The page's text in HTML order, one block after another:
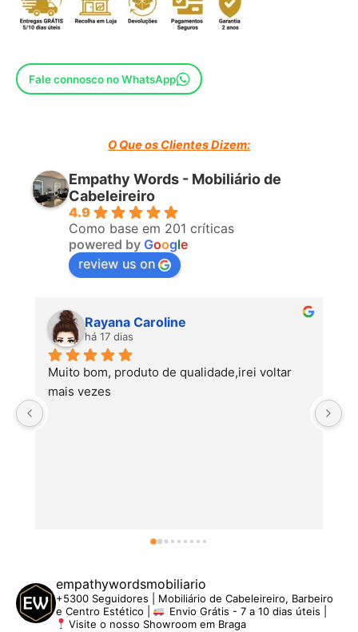
Fale connosco no WhatsApp
O Que os Clientes Dizem:
Empathy Words - Mobiliário de
Cabeleireiro
4.9
Como base em 201 críticas
powered by Google
review us on
Rayana Caroline
há 17 dias
Muito bom, produto de qualidade,irei voltar
mais vezes
empathywordsmobiliario
+5300 Seguidores | Mobiliário de Cabeleireiro, Barbeiro
e Centro Estético |
Envio Grátis - 7 a 10 dias úteis |
Visite o nosso Showroom em Braga